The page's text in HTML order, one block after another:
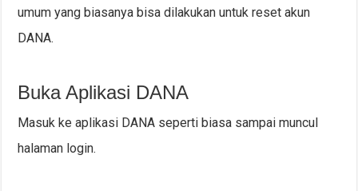
umum yang biasanya bisa dilakukan untuk reset akun
DANA.
Buka Aplikasi DANA
Masuk ke aplikasi DANA seperti biasa sampai muncul
halaman login.